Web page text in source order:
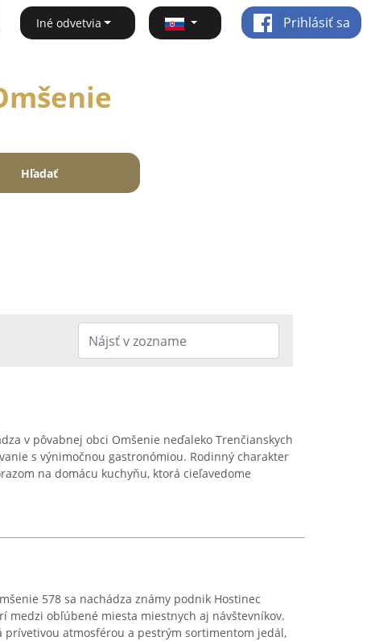
Iné odvetvia Prihlásiť sa
Hľadať
v pôvabnej obci Omšenie neďaleko Trenčianskych
s výnimočnou gastronómiou. Rodinný charakter
na domácu kuchyňu, ktorá cieľavedome
578 sa nachádza známy podnik Hostinec
medzi obľúbené miesta miestnych aj návštevníkov.
prívetivou atmosférou a pestrým sortimentom jedál,